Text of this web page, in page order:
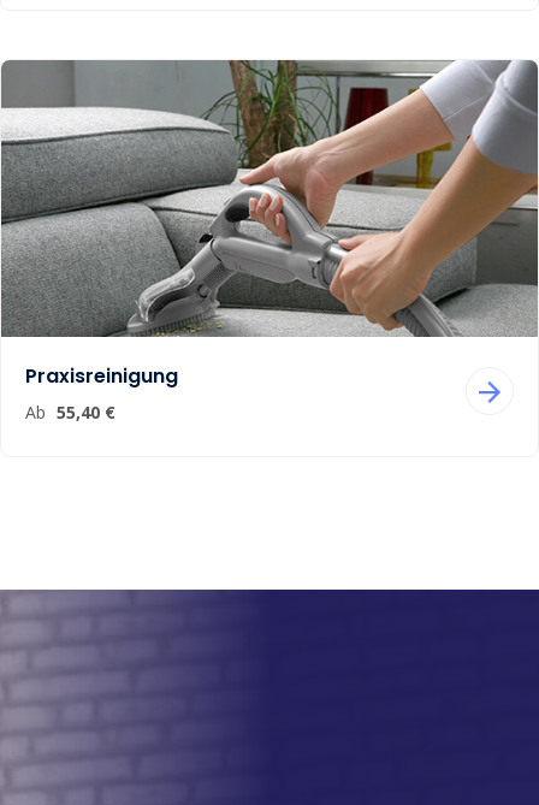
Praxisreinigung
Ab 55,40 €